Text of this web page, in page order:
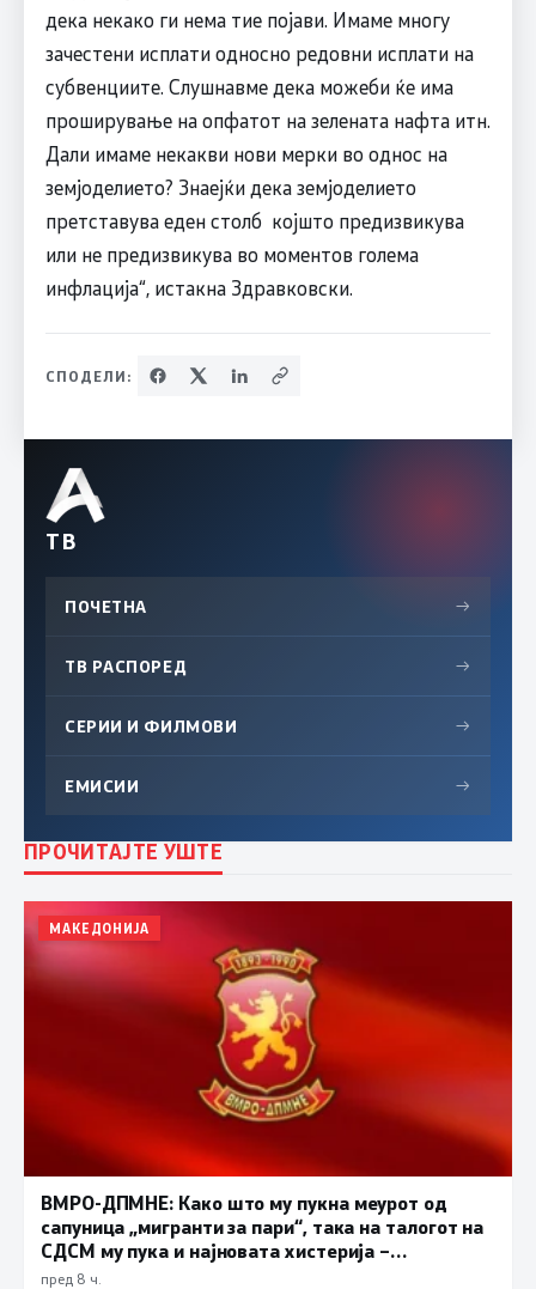
дека некако ги нема тие појави. Имаме многу
зачестени исплати односно редовни исплати на
субвенциите. Слушнавме дека можеби ќе има
проширување на опфатот на зелената нафта итн.
Дали имаме некакви нови мерки во однос на
земјоделието? Знаејќи дека земјоделието
претставува еден столб којшто предизвикува
или не предизвикува во моментов голема
инфлација“, истакна Здравковски.
СПОДЕЛИ:
ТВ
ПОЧЕТНА →
ТВ РАСПОРЕД →
СЕРИИ И ФИЛМОВИ →
ЕМИСИИ →
ПРОЧИТАЈТЕ УШТЕ
МАКЕДОНИЈА
ВМРО-ДПМНЕ: Како што му пукна меурот од
сапуница „мигранти за пари“, така на талогот на
СДСМ му пука и најновата хистерија –
прифаќање на француски предлог
пред 8 ч.